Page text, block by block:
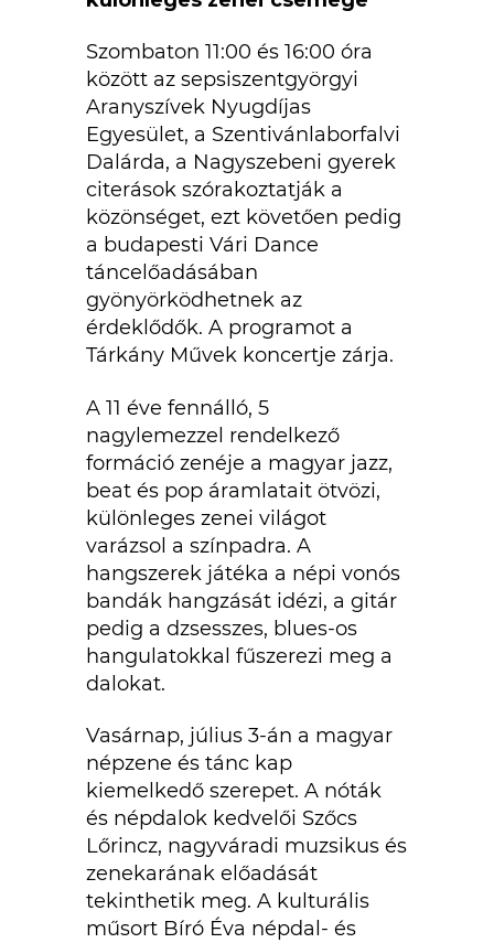
Szombaton 11:00 és 16:00 óra
között az sepsiszentgyörgyi
Aranyszívek Nyugdíjas
Egyesület, a Szentivánlaborfalvi
Dalárda, a Nagyszebeni gyerek
citerások szórakoztatják a
közönséget, ezt követően pedig
a budapesti Vári Dance
táncelőadásában
gyönyörködhetnek az
érdeklődők. A programot a
Tárkány Művek koncertje zárja.
A 11 éve fennálló, 5
nagylemezzel rendelkező
formáció zenéje a magyar jazz,
beat és pop áramlatait ötvözi,
különleges zenei világot
varázsol a színpadra. A
hangszerek játéka a népi vonós
bandák hangzását idézi, a gitár
pedig a dzsesszes, blues-os
hangulatokkal fűszerezi meg a
dalokat.
Vasárnap, július 3-án a magyar
népzene és tánc kap
kiemelkedő szerepet. A nóták
és népdalok kedvelői Szőcs
Lőrincz, nagyváradi muzsikus és
zenekarának előadását
tekinthetik meg. A kulturális
műsort Bíró Éva népdal- és